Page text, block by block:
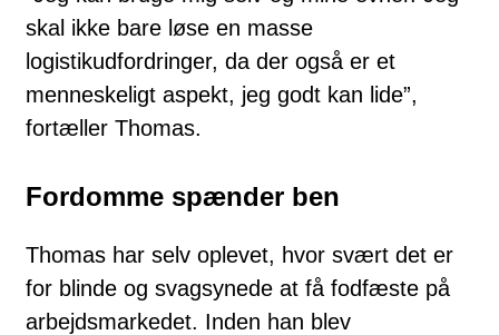
skal ikke bare løse en masse
logistikudfordringer, da der også er et
menneskeligt aspekt, jeg godt kan lide”,
fortæller Thomas.
Fordomme spænder ben
Thomas har selv oplevet, hvor svært det er
for blinde og svagsynede at få fodfæste på
arbejdsmarkedet. Inden han blev